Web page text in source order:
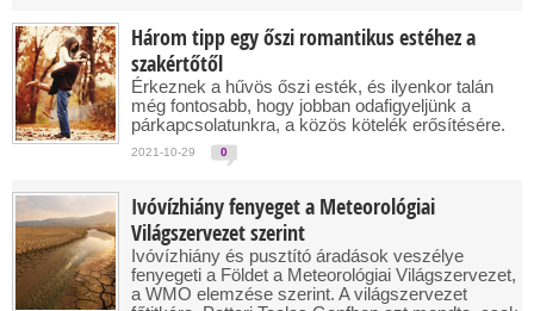
Három tipp egy őszi romantikus estéhez a
szakértőtől
Érkeznek a hűvös őszi esték, és ilyenkor talán
még fontosabb, hogy jobban odafigyeljünk a
párkapcsolatunkra, a közös kötelék erősítésére.
2021-10-29 0
Ivóvízhiány fenyeget a Meteorológiai
Világszervezet szerint
Ivóvízhiány és pusztító áradások veszélye
fenyegeti a Földet a Meteorológiai Világszervezet,
a WMO elemzése szerint. A világszervezet